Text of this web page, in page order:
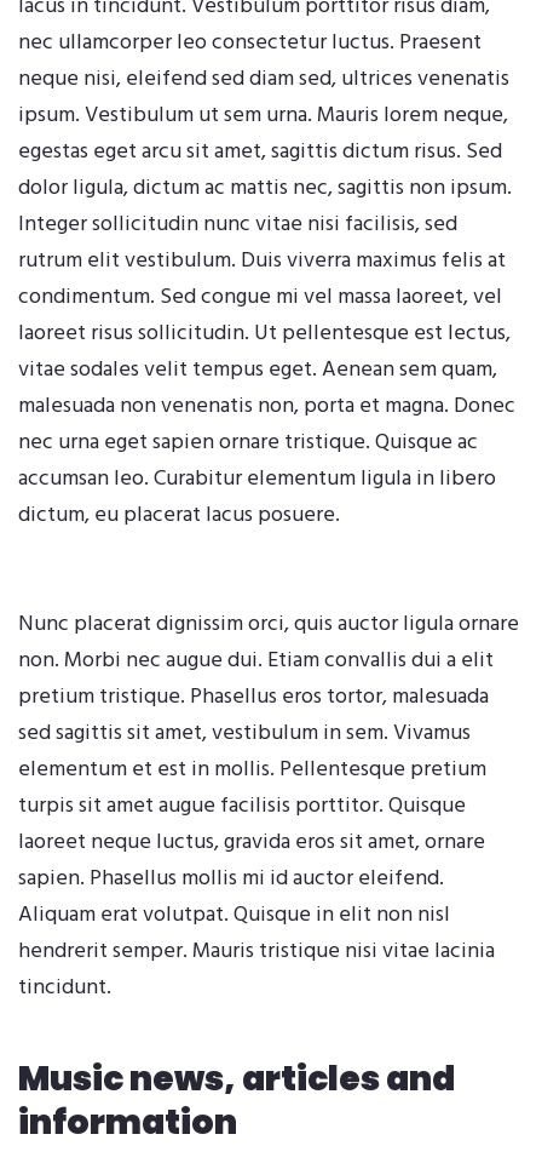
nec ullamcorper leo consectetur luctus. Praesent
neque nisi, eleifend sed diam sed, ultrices venenatis
ipsum. Vestibulum ut sem urna. Mauris lorem neque,
egestas eget arcu sit amet, sagittis dictum risus. Sed
dolor ligula, dictum ac mattis nec, sagittis non ipsum.
Integer sollicitudin nunc vitae nisi facilisis, sed
rutrum elit vestibulum. Duis viverra maximus felis at
condimentum. Sed congue mi vel massa laoreet, vel
laoreet risus sollicitudin. Ut pellentesque est lectus,
vitae sodales velit tempus eget. Aenean sem quam,
malesuada non venenatis non, porta et magna. Donec
nec urna eget sapien ornare tristique. Quisque ac
accumsan leo. Curabitur elementum ligula in libero
dictum, eu placerat lacus posuere.
Nunc placerat dignissim orci, quis auctor ligula ornare
non. Morbi nec augue dui. Etiam convallis dui a elit
pretium tristique. Phasellus eros tortor, malesuada
sed sagittis sit amet, vestibulum in sem. Vivamus
elementum et est in mollis. Pellentesque pretium
turpis sit amet augue facilisis porttitor. Quisque
laoreet neque luctus, gravida eros sit amet, ornare
sapien. Phasellus mollis mi id auctor eleifend.
Aliquam erat volutpat. Quisque in elit non nisl
hendrerit semper. Mauris tristique nisi vitae lacinia
tincidunt.
Music news, articles and
information